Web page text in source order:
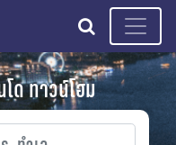
search
ด ทาวน์โฮม
เล